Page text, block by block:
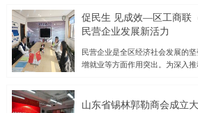
促民生 见成效—区工商联
民营企业发展新活力
民营企业是全区经济社会发展的
增就业等方面作用突出。为深入推
区工商联（总商会）围绕开展“进
山东省锡林郭勒商会成立